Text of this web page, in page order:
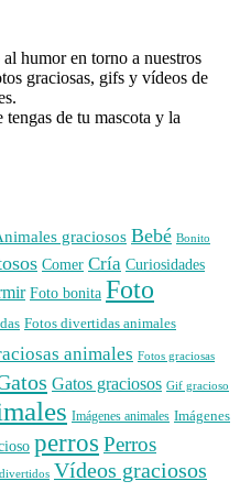
humor en torno a nuestros
graciosas, gifs y vídeos de
de tu mascota y la
graciosos Bebé Bonito
Comer Cría Curiosidades
Foto bonita Foto
Fotos divertidas animales
animales Fotos graciosas
Gatos graciosos Gif gracioso
Imágenes animales Imágenes
perros Perros
Vídeos graciosos